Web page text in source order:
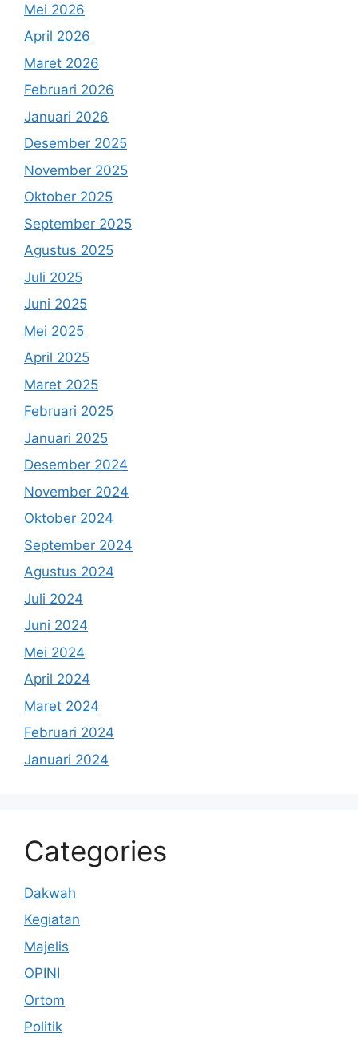
Mei 2026
April 2026
Maret 2026
Februari 2026
Januari 2026
Desember 2025
November 2025
Oktober 2025
September 2025
Agustus 2025
Juli 2025
Juni 2025
Mei 2025
April 2025
Maret 2025
Februari 2025
Januari 2025
Desember 2024
November 2024
Oktober 2024
September 2024
Agustus 2024
Juli 2024
Juni 2024
Mei 2024
April 2024
Maret 2024
Februari 2024
Januari 2024
Categories
Dakwah
Kegiatan
Majelis
OPINI
Ortom
Politik